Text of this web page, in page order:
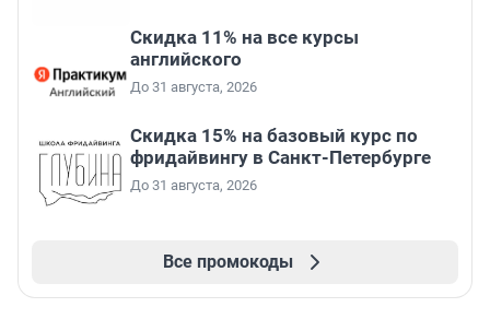
Скидка 11% на все курсы
английского
До 31 августа, 2026
Скидка 15% на базовый курс по
фридайвингу в Санкт-Петербурге
До 31 августа, 2026
Все промокоды